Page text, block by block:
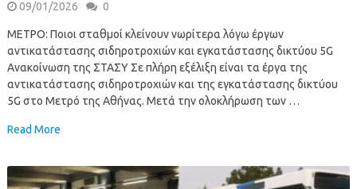
09/01/2026 0
ΜΕΤΡΟ: Ποιοι σταθμοί κλείνουν νωρίτερα λόγω έργων
αντικατάστασης σιδηροτροχιών και εγκατάστασης δικτύου 5G
Ανακοίνωση της ΣΤΑΣΥ Σε πλήρη εξέλιξη είναι τα έργα της
αντικατάστασης σιδηροτροχιών και της εγκατάστασης δικτύου
5G στο Μετρό της Αθήνας. Μετά την ολοκλήρωση των …
Read More